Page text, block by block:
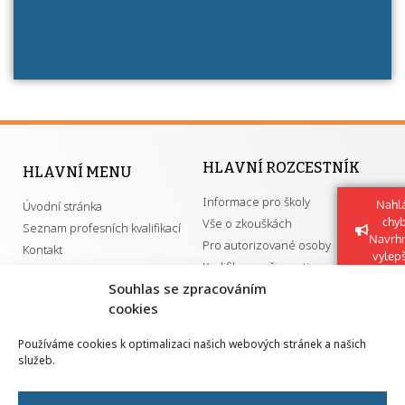
Souhlas se zpracováním
cookies
Používáme cookies k optimalizaci našich webových stránek a našich
služeb.
HLAVNÍ MENU
Úvodní stránka
Seznam profesních kvalifikací
Kontakt
HLAVNÍ ROZCESTNÍK
Informace pro školy
Vše o zkouškách
Pro autorizované osoby
Kvalifikace a živnosti
GDPR
Národní pedagogický institut ČR